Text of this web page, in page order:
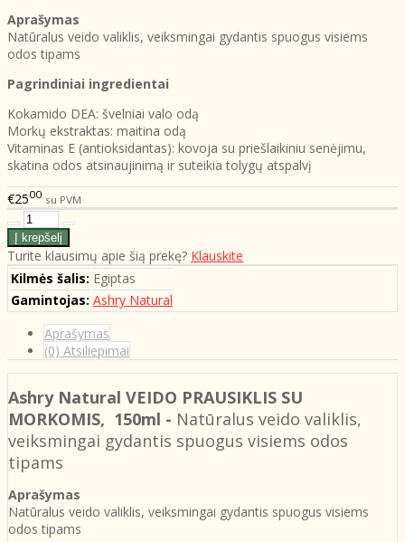
Aprašymas
Natūralus veido valiklis, veiksmingai gydantis spuogus visiems
odos tipams
Pagrindiniai ingredientai
Kokamido DEA: švelniai valo odą
Morkų ekstraktas: maitina odą
Vitaminas E (antioksidantas): kovoja su priešlaikiniu senėjimu,
skatina odos atsinaujinimą ir suteikia tolygų atspalvį
€2500 su PVM
Turite klausimų apie šią prekę? Klauskite
Kilmės šalis: Egiptas
Gamintojas: Ashry Natural
Aprašymas
(0) Atsiliepimai
Ashry Natural VEIDO PRAUSIKLIS SU
MORKOMIS, 150ml - Natūralus veido valiklis,
veiksmingai gydantis spuogus visiems odos
tipams
Aprašymas
Natūralus veido valiklis, veiksmingai gydantis spuogus visiems
odos tipams